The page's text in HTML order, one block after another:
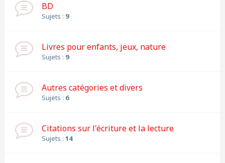
BD
Sujets : 9
Livres pour enfants, jeux, nature
Sujets : 9
Autres catégories et divers
Sujets : 6
Citations sur l'écriture et la lecture
Sujets : 14